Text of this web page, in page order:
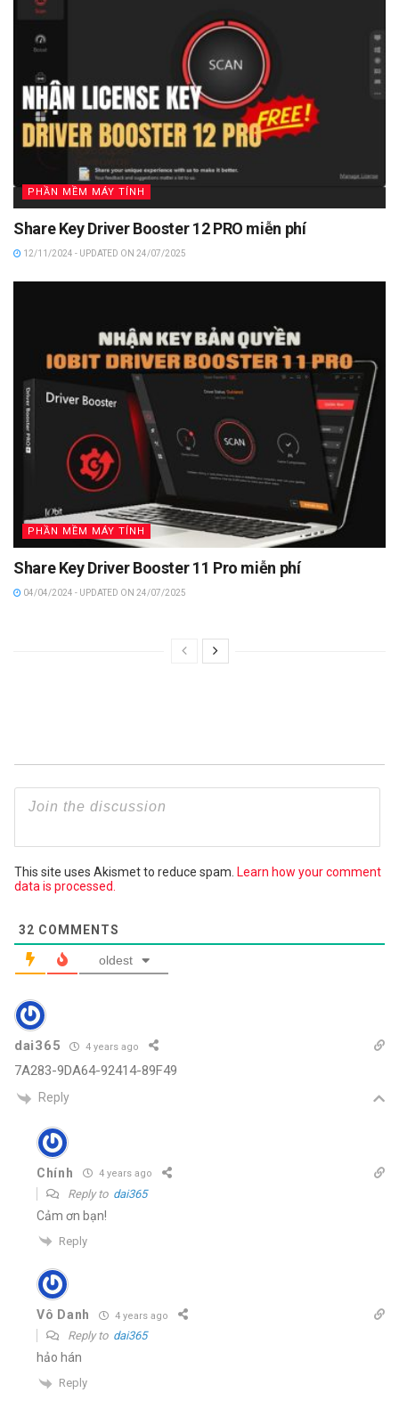
PHẦN MỀM MÁY TÍNH
Share Key Driver Booster 12 PRO miễn phí
12/11/2024 - UPDATED ON 24/07/2025
PHẦN MỀM MÁY TÍNH
Share Key Driver Booster 11 Pro miễn phí
04/04/2024 - UPDATED ON 24/07/2025
This site uses Akismet to reduce spam. Learn how your comment
data is processed.
32 COMMENTS
oldest
dai365 4 years ago
7A283-9DA64-92414-89F49
Reply
Chính 4 years ago
Reply to dai365
Cảm ơn bạn!
Reply
Vô Danh 4 years ago
Reply to dai365
hảo hán
Reply